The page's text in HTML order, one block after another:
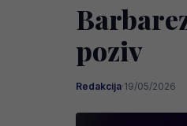
poziv
Redakcija·19/05/2026